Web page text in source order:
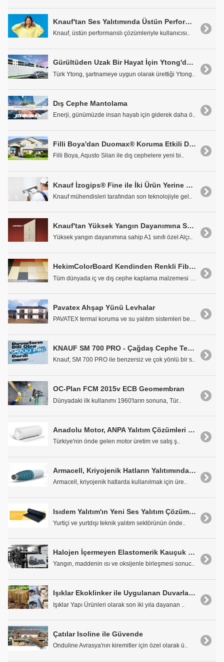
Knauf'tan Ses Yalıtımında Üstün Performanslı Çözümler
Knauf, üstün performanslı çözümleriyle kullanıcısı..
Gürültüden Uzak Bir Hayat İçin Ytong'dan Gürültü Bariyeri
Türk Ytong, şartnameye uygun olarak ürettiği Ytong..
Dış Cephe Mantolama
Enerji, günümüzde insan hayatı için giderek daha ö..
Filli Boya'dan Duomax® Koruma Etkili Dış Cephe Boyası Aqusto Silan
Filli Boya, Aqusto Silan ile dış cephelere yeni bi..
Knauf İzogips® Fine ile İki Ürün Yerine Tek Ürün ile Çözüm
Knauf mühendisleri tarafından son teknolojiyle gel..
Knauf'tan Yüksek Yangın Dayanımına Sahip Flameboard® Duvar ve Tavan Sistemleri
Yüksek yangın dayanımına sahip A1 sınıfı özel Alçı..
HekimColorBoard Kendinden Renkli Fibercement Levhalar
Pavatex Ahşap Yünü Levhalar
PAVATEX termal koruma ve su yalıtım sistemleri ben..
KNAUF SM 700 PRO - Çağdaş Cephe Teknolojisi
Knauf, SM 700 PRO ile benzersiz ve çok yönlü bir s..
OC-Plan FCM 2015v ECB Geomembran
Dünyadaki ilk kullanımı 1960'ların sonuna, Tür..
Anadolu Motor, ANPA Yalıtım Çözümleri ile Enerji Tasarrufu Sağlıyor
Türkiye'nin önde gelen motor üretim ve satış ş..
Armacell, Kriyojenik Hatların Yalıtımında Fark Yaratıyor
Armacell, kriyojenik hatlarda kullanılmak için üre..
Isıdem Yalıtım'ın Yeni Ses Yalıtım Çözümü: Acusticool Ses Yalıtım Levhası
Yurtiçi ve yurtdışı teknik yalıtım sektörünün önde..
Halojen İçermeyen Elastomerik Kauçuk Köpüğü Yalıtım Malzemeleri
Yangın, maddenin ısı ve oksijenle birleşmesi sonuc..
Işıklar Ekoklinker ile Uygulanan Duvarlarda Yalıtım
Işıklar Yapı Ürünleri olarak son iki yıla dayanan ..
Çatılar Isoline ile Güvende
Onduline Avrasya'nın kiremitler için özel olarak ü..